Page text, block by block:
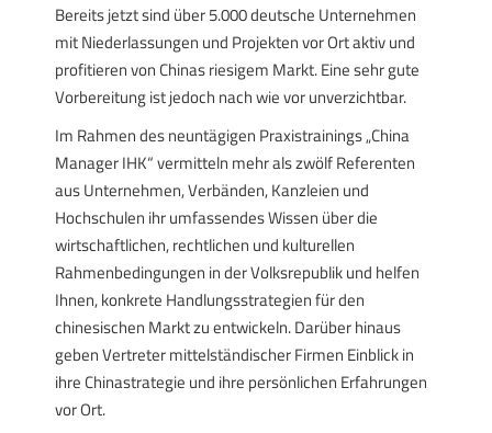
Bereits jetzt sind über 5.000 deutsche Unternehmen
mit Niederlassungen und Projekten vor Ort aktiv und
profitieren von Chinas riesigem Markt. Eine sehr gute
Vorbereitung ist jedoch nach wie vor unverzichtbar.
Im Rahmen des neuntägigen Praxistrainings „China
Manager IHK“ vermitteln mehr als zwölf Referenten
aus Unternehmen, Verbänden, Kanzleien und
Hochschulen ihr umfassendes Wissen über die
wirtschaftlichen, rechtlichen und kulturellen
Rahmenbedingungen in der Volksrepublik und helfen
Ihnen, konkrete Handlungsstrategien für den
chinesischen Markt zu entwickeln. Darüber hinaus
geben Vertreter mittelständischer Firmen Einblick in
ihre Chinastrategie und ihre persönlichen Erfahrungen
vor Ort.